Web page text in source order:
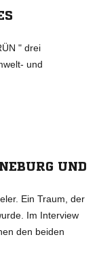
" drei
und
UND
Ein Traum, der
Im Interview
den beiden